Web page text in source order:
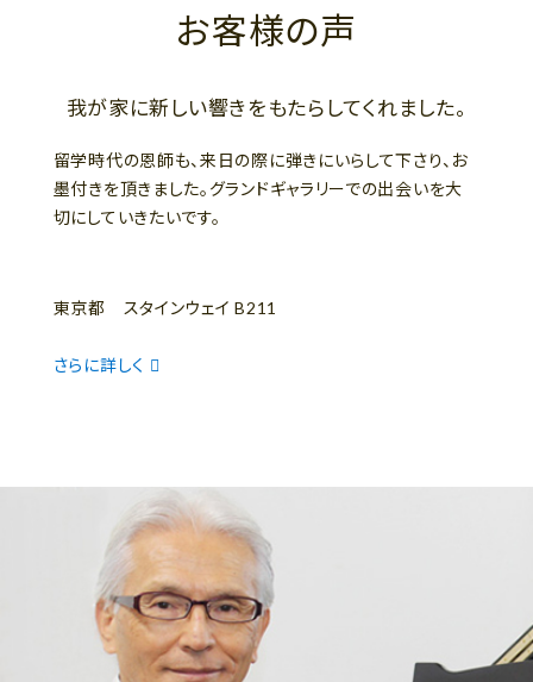
お客様の声
我が家に新しい響きをもたらしてくれました。
留学時代の恩師も、来日の際に弾きにいらして下さり、お
墨付きを頂きました。グランドギャラリーでの出会いを大
切にしていきたいです。
東京都 スタインウェイ B211
さらに詳しく